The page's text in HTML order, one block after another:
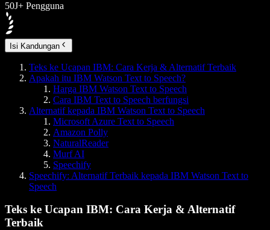
50J+ Pengguna
Isi Kandungan
Teks ke Ucapan IBM: Cara Kerja & Alternatif Terbaik
Apakah itu IBM Watson Text to Speech?
Harga IBM Watson Text to Speech
Cara IBM Text to Speech berfungsi
Alternatif kepada IBM Watson Text to Speech
Microsoft Azure Text to Speech
Amazon Polly
NaturalReader
Murf AI
Speechify
Speechify: Alternatif Terbaik kepada IBM Watson Text to
Speech
Teks ke Ucapan IBM: Cara Kerja & Alternatif
Terbaik